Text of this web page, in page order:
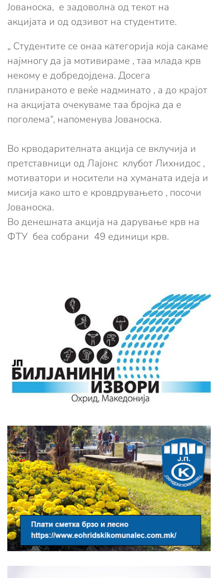
Јованоска, е задоволна од текот на
акцијата и од одзивот на студентите.
„ Студентите се онаа категорија која сакаме
најмногу да ја мотивираме , таа млада крв
некому е добредојдена. Досега
планираното е веќе надминато , а до крајот
на акцијата очекуваме таа бројка да е
поголема“, напоменува Јованоска.
Во крводарителната акција се вклучија и
претставници од Лајонс клубот Лихнидос ,
мотиватори и носители на хуманата идеја и
мисија како што е кровдрувањето , посочи
Јованоска.
Во денешната акција на дарување крв на
ФТУ беа собрани 49 единици крв.